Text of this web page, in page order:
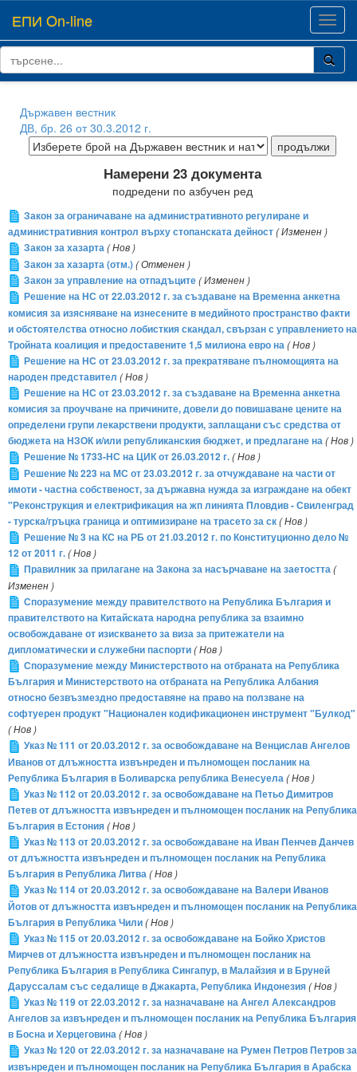
ЕПИ On-line
Държавен вестник
ДВ, бр. 26 от 30.3.2012 г.
Намерени 23 документа
подредени по азбучен ред
Закон за ограничаване на административното регулиране и
административния контрол върху стопанската дейност( Изменен )
Закон за хазарта( Нов )
Закон за хазарта (отм.)( Отменен )
Закон за управление на отпадъците( Изменен )
Решение на НС от 22.03.2012 г. за създаване на Временна анкетна
комисия за изясняване на изнесените в медийното пространство факти
и обстоятелства относно лобисткия скандал, свързан с управлението на
Тройната коалиция и предоставените 1,5 милиона евро на( Нов )
Решение на НС от 23.03.2012 г. за прекратяване пълномощията на
народен представител ( Нов )
Решение на НС от 23.03.2012 г. за създаване на Временна анкетна
комисия за проучване на причините, довели до повишаване цените на
определени групи лекарствени продукти, заплащани със средства от
бюджета на НЗОК и/или републиканския бюджет, и предлагане на( Нов )
Решение № 1733-НС на ЦИК от 26.03.2012 г.( Нов )
Решение № 223 на МС от 23.03.2012 г. за отчуждаване на части от
имоти - частна собственост, за държавна нужда за изграждане на обект
"Реконструкция и електрификация на жп линията Пловдив - Свиленград
- турска/гръцка граница и оптимизиране на трасето за ск( Нов )
Решение № 3 на КС на РБ от 21.03.2012 г. по Конституционно дело №
12 от 2011 г.( Нов )
Правилник за прилагане на Закона за насърчаване на заетостта(
Изменен )
Споразумение между правителството на Република България и
правителството на Китайската народна република за взаимно
освобождаване от изискването за виза за притежатели на
дипломатически и служебни паспорти( Нов )
Споразумение между Министерството на отбраната на Република
България и Министерството на отбраната на Република Албания
относно безвъзмездно предоставяне на право на ползване на
софтуерен продукт "Национален кодификационен инструмент "Булкод"
( Нов )
Указ № 111 от 20.03.2012 г. за освобождаване на Венцислав Ангелов
Иванов от длъжността извънреден и пълномощен посланик на
Република България в Боливарска република Венесуела( Нов )
Указ № 112 от 20.03.2012 г. за освобождаване на Петьо Димитров
Петев от длъжността извънреден и пълномощен посланик на Република
България в Естония( Нов )
Указ № 113 от 20.03.2012 г. за освобождаване на Иван Пенчев Данчев
от длъжността извънреден и пълномощен посланик на Република
България в Република Литва( Нов )
Указ № 114 от 20.03.2012 г. за освобождаване на Валери Иванов
Йотов от длъжността извънреден и пълномощен посланик на Република
България в Република Чили( Нов )
Указ № 115 от 20.03.2012 г. за освобождаване на Бойко Христов
Мирчев от длъжността извънреден и пълномощен посланик на
Република България в Република Сингапур, в Малайзия и в Бруней
Даруссалам със седалище в Джакарта, Република Индонезия( Нов )
Указ № 119 от 22.03.2012 г. за назначаване на Ангел Александров
Ангелов за извънреден и пълномощен посланик на Република България
в Босна и Херцеговина( Нов )
Указ № 120 от 22.03.2012 г. за назначаване на Румен Петров Петров за
извънреден и пълномощен посланик на Република България в Арабска